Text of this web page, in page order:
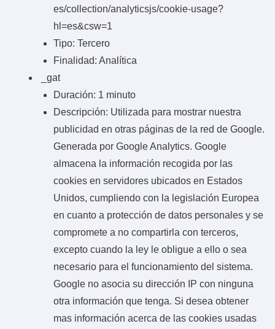
es/collection/analyticsjs/cookie-usage?
hl=es&csw=1
Tipo: Tercero
Finalidad: Analítica
_gat
Duración: 1 minuto
Descripción: Utilizada para mostrar nuestra
publicidad en otras páginas de la red de Google.
Generada por Google Analytics. Google
almacena la información recogida por las
cookies en servidores ubicados en Estados
Unidos, cumpliendo con la legislación Europea
en cuanto a protección de datos personales y se
compromete a no compartirla con terceros,
excepto cuando la ley le obligue a ello o sea
necesario para el funcionamiento del sistema.
Google no asocia su dirección IP con ninguna
otra información que tenga. Si desea obtener
mas información acerca de las cookies usadas